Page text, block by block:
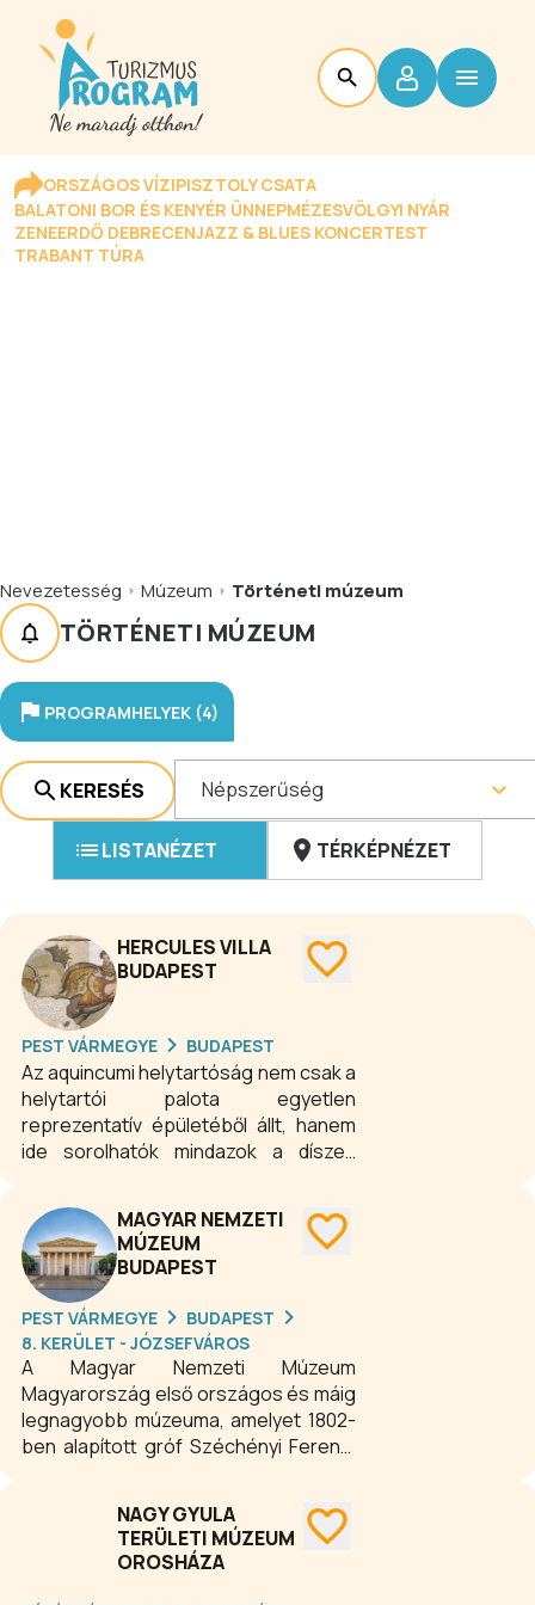
ORSZÁGOS VÍZIPISZTOLY CSATA
BALATONI BOR ÉS KENYÉR ÜNNEPMÉZESVÖLGYI NYÁR
ZENEERDŐ DEBRECENJAZZ & BLUES KONCERTEST
TRABANT TÚRA
Nevezetesség Múzeum Történeti múzeum
TÖRTÉNETI MÚZEUM
PROGRAMHELYEK (4)
KERESÉS Népszerűség
LISTANÉZET TÉRKÉPNÉZET
HERCULES VILLA
BUDAPEST
PEST VÁRMEGYE BUDAPEST
Az aquincumi helytartóság nem csak a
helytartói palota egyetlen
reprezentatív épületéből állt, hanem
ide sorolhatók mindazok a díszes
lakóházak, amelyek a Duna-ág óbudai
oldalán a helytartói palotával
szemközt, az egykori katonaváros
északkeleti és északi sávjában
sorakoztak. A közigazgatási negyed
épületei adtak otthont a tartomány
igazgatására szolgáló hivataloknak és
itt voltak a magasrangú tisztviselők
lakóházai is, amelyek egyike a
Meggyfa utcában lévő ún. Hercules-
MAGYAR NEMZETI
MÚZEUM
BUDAPEST
PEST VÁRMEGYE
BUDAPEST
8. KERÜLET - JÓZSEFVÁROS
A Magyar Nemzeti Múzeum
Magyarország első országos és máig
legnagyobb múzeuma, amelyet 1802-
ben alapított gróf Széchényi Ferenc.
jelentős esemény színtere volt.
Intézményünk a nemzeti kulturális élet
megkerülhetetlen és
NAGY GYULA
TERÜLETI MÚZEUM
OROSHÁZA